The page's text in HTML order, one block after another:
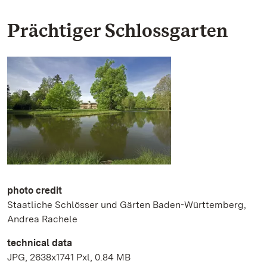
Prächtiger Schlossgarten
photo credit
Staatliche Schlösser und Gärten Baden-Württemberg,
Andrea Rachele
technical data
JPG, 2638x1741 Pxl, 0.84 MB